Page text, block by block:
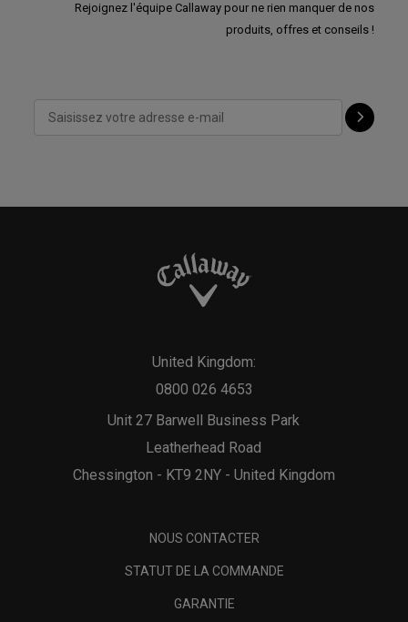
Rejoignez l'équipe Callaway pour ne rien manquer de nos
produits, offres et conseils !
Unit 27 Barwell Business Park
Leatherhead Road
Chessington - KT9 2NY - United Kingdom
United Kingdom:
0800 026 4653
NOUS CONTACTER
STATUT DE LA COMMANDE
GARANTIE